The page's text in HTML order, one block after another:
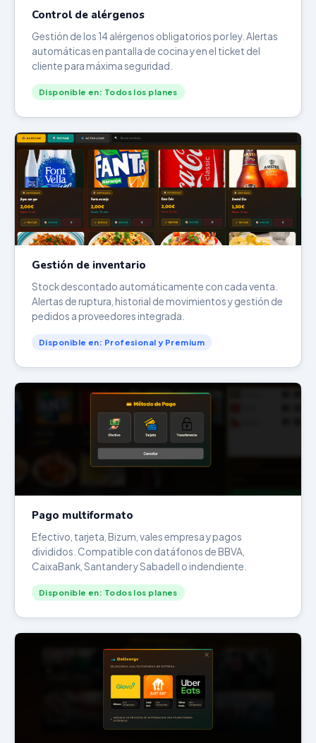
Control de alérgenos
Gestión de los 14 alérgenos obligatorios por ley. Alertas
automáticas en pantalla de cocina y en el ticket del
cliente para máxima seguridad.
Disponible en: Todos los planes
Gestión de inventario
Stock descontado automáticamente con cada venta.
Alertas de ruptura, historial de movimientos y gestión de
pedidos a proveedores integrada.
Disponible en: Profesional y Premium
Pago multiformato
Efectivo, tarjeta, Bizum, vales empresa y pagos
divididos. Compatible con datáfonos de BBVA,
CaixaBank, Santander y Sabadell o indendiente.
Disponible en: Todos los planes